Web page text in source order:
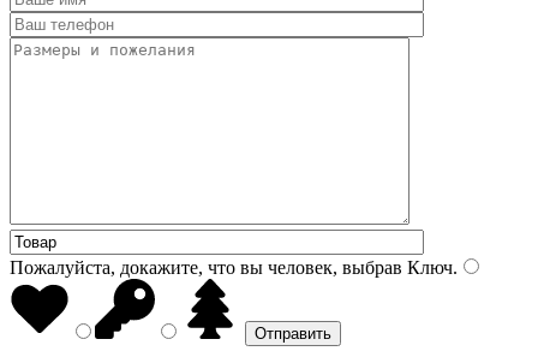
Пожалуйста, докажите, что вы человек, выбрав Ключ.